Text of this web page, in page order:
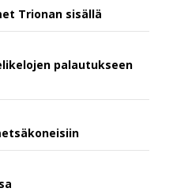
Trionan sisällä
palautukseen